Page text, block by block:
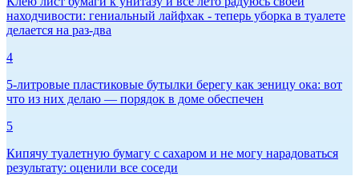
находчивости: гениальный лайфхак - теперь уборка в туалете
делается на раз-два
4
5-литровые пластиковые бутылки берегу как зеницу ока: вот
что из них делаю — порядок в доме обеспечен
5
Кипячу туалетную бумагу с сахаром и не могу нарадоваться
результату: оценили все соседи